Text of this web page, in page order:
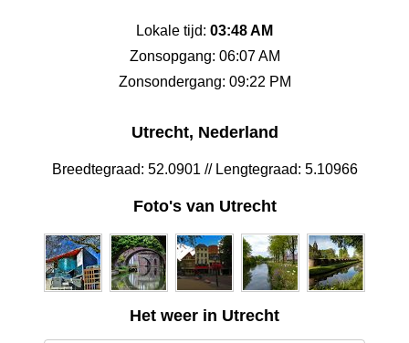
Lokale tijd: 03:48 AM
Zonsopgang: 06:07 AM
Zonsondergang: 09:22 PM
Utrecht, Nederland
Breedtegraad: 52.0901 // Lengtegraad: 5.10966
Foto's van Utrecht
Het weer in Utrecht